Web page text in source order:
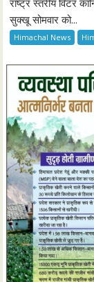
राष्ट्र स्तरीय विंटर
सुक्खू सोमवार को...
Himachal News